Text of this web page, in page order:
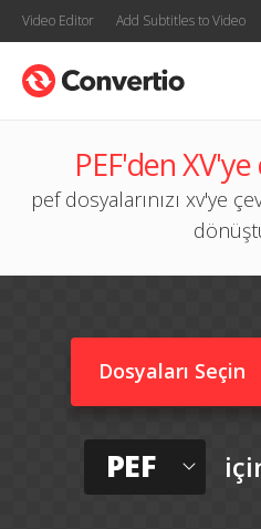
Video Editor Add Subtitles to Video
PEF'den
pef dosyalarınızı xv'ye
Dosyaları Seçin
PEF